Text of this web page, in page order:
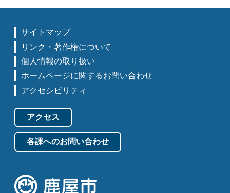
サイトマップ
リンク・著作権について
個人情報の取り扱い
ホームページに関するお問い合わせ
アクセシビリティ
アクセス
各課へのお問い合わせ